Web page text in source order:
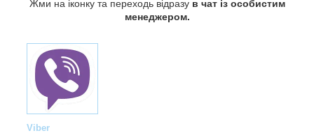
Жми на іконку та переходь відразу в чат із особистим
менеджером.
Viber